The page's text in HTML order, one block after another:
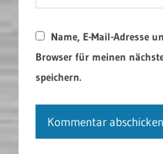
Name, E-Mail-Adresse
Browser für meinen
speichern.